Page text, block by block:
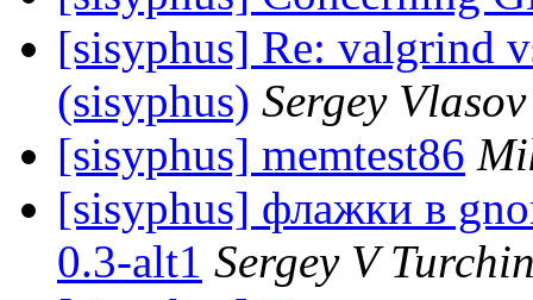
[sisyphus] Re: valgrind
(sisyphus) Sergey Vlasov
[sisyphus] memtest86
[sisyphus] флажки в
0.3-alt1 Sergey V